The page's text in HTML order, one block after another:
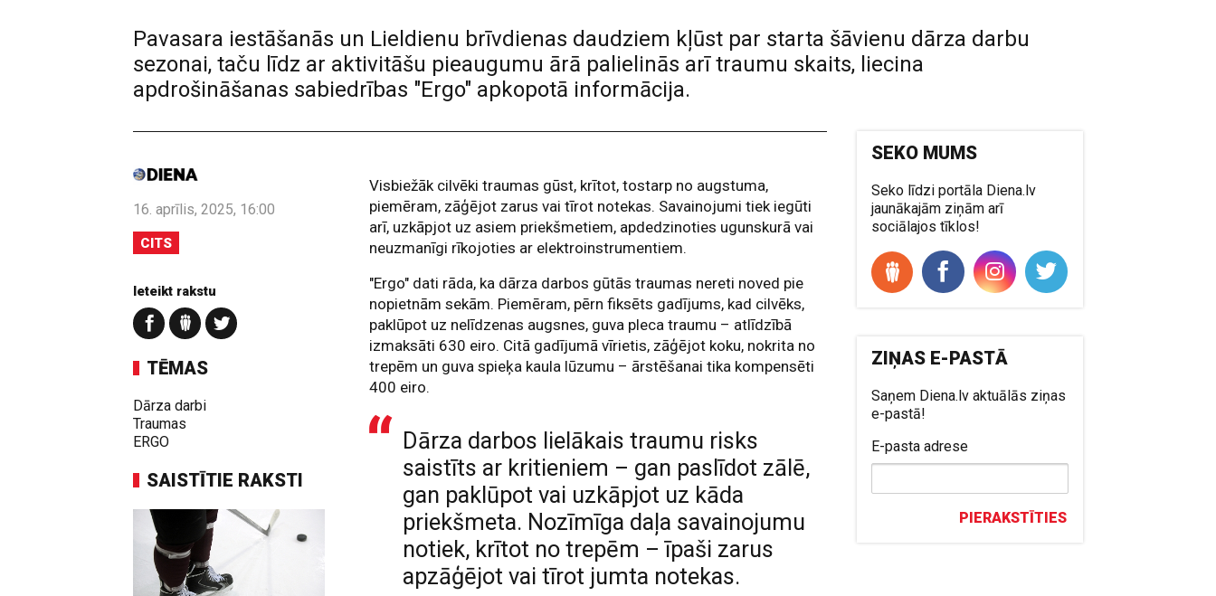
Pavasara iestāšanās un Lieldienu brīvdienas daudziem kļūst par starta šāvienu dārza darbu
sezonai, taču līdz ar aktivitāšu pieaugumu ārā palielinās arī traumu skaits, liecina
apdrošināšanas sabiedrības "Ergo" apkopotā informācija.
16. aprīlis, 2025, 16:00
CITS
Ieteikt rakstu
TĒMAS
Dārza darbi
Traumas
ERGO
SAISTĪTIE RAKSTI
Visbiežāk cilvēki traumas gūst, krītot, tostarp no augstuma,
piemēram, zāģējot zarus vai tīrot notekas. Savainojumi tiek iegūti
arī, uzkāpjot uz asiem priekšmetiem, apdedzinoties ugunskurā vai
neuzmanīgi rīkojoties ar elektroinstrumentiem.
"Ergo" dati rāda, ka dārza darbos gūtās traumas nereti noved pie
nopietnām sekām. Piemēram, pērn fiksēts gadījums, kad cilvēks,
paklūpot uz nelīdzenas augsnes, guva pleca traumu – atlīdzībā
izmaksāti 630 eiro. Citā gadījumā vīrietis, zāģējot koku, nokrita no
trepēm un guva spieķa kaula lūzumu – ārstēšanai tika kompensēti
400 eiro.
Dārza darbos lielākais traumu risks
saistīts ar kritieniem – gan paslīdot zālē,
gan paklūpot vai uzkāpjot uz kāda
priekšmeta. Nozīmīga daļa savainojumu
notiek, krītot no trepēm – īpaši zarus
apzāģējot vai tīrot jumta notekas.
SEKO MUMS
Seko līdzi portāla Diena.lv
jaunākajām ziņām arī
sociālajos tīklos!
ZIŅAS E-PASTĀ
Saņem Diena.lv aktuālās ziņas
e-pastā!
E-pasta adrese
PIERAKSTĪTIES